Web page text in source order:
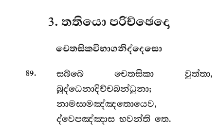
3. තතියො පරිච්ඡෙදො
චෙතසිකවිභාගනිද්දෙසො
89. සබ්බෙචෙතසිකා වුත්තා,
බුද්ධෙනාදිච්චබන්ධුනා;
නාමසාමඤ්ඤතොයෙව,
ද්වෙපඤ්ඤාස භවන්ති තෙ.